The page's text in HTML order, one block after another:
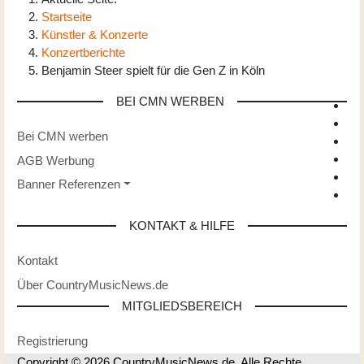
Startseite
Künstler & Konzerte
Konzertberichte
Benjamin Steer spielt für die Gen Z in Köln
BEI CMN WERBEN
Bei CMN werben
AGB Werbung
Banner Referenzen
KONTAKT & HILFE
Kontakt
Über CountryMusicNews.de
MITGLIEDSBEREICH
Registrierung